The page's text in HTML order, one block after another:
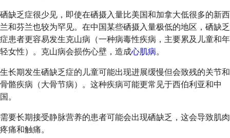
硒缺乏症很少见，即使在硒摄入量比美国和加拿大低很多的新西
兰和芬兰也较为罕见。在中国某些硒摄入量极低的地区， 硒缺乏
症患者更容易发生克山病（一种病毒性疾病，主要累及儿童和年
轻女性）。克山病会损伤心壁，造成心肌病。
生长期发生硒缺乏症的儿童可能出现进展缓慢但会致残的关节和
骨骼疾病（大骨节病）。这种疾病可能更常见于西伯利亚和中
国。
需要长期接受静脉营养的患者可能会出现硒缺乏，这会导致肌肉
疼痛和触痛。